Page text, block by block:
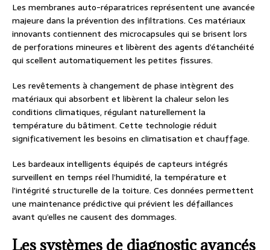
Les membranes auto-réparatrices représentent une avancée
majeure dans la prévention des infiltrations. Ces matériaux
innovants contiennent des microcapsules qui se brisent lors
de perforations mineures et libèrent des agents d’étanchéité
qui scellent automatiquement les petites fissures.
Les revêtements à changement de phase intègrent des
matériaux qui absorbent et libèrent la chaleur selon les
conditions climatiques, régulant naturellement la
température du bâtiment. Cette technologie réduit
significativement les besoins en climatisation et chauffage.
Les bardeaux intelligents équipés de capteurs intégrés
surveillent en temps réel l’humidité, la température et
l’intégrité structurelle de la toiture. Ces données permettent
une maintenance prédictive qui prévient les défaillances
avant qu’elles ne causent des dommages.
Les systèmes de diagnostic avancés